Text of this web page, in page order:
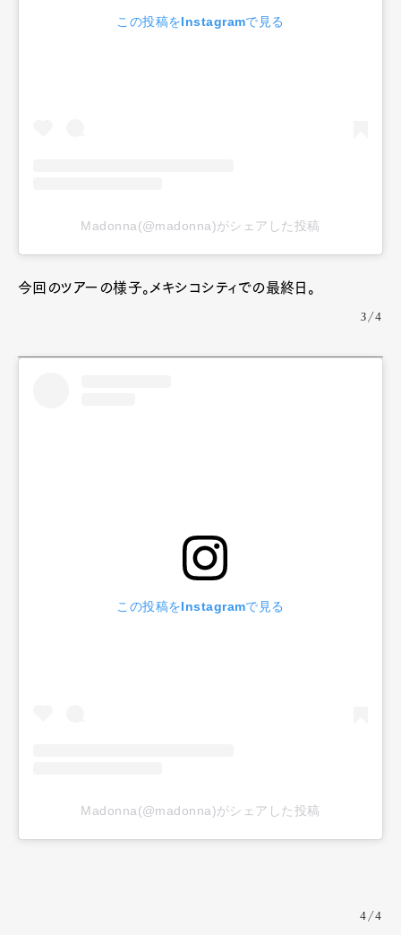
この投稿をInstagramで見る
Madonna(@madonna)がシェアした投稿
今回のツアーの様子。メキシコシティでの最終日。
3/4
この投稿をInstagramで見る
Madonna(@madonna)がシェアした投稿
4/4